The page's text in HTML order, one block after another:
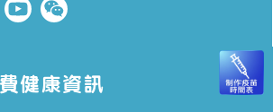
健康資訊